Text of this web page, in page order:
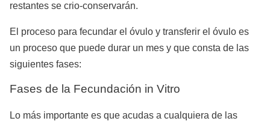
restantes se crio-conservarán.
El proceso para fecundar el óvulo y transferir el óvulo es
un proceso que puede durar un mes y que consta de las
siguientes fases:
Fases de la Fecundación in Vitro
Lo más importante es que acudas a cualquiera de las